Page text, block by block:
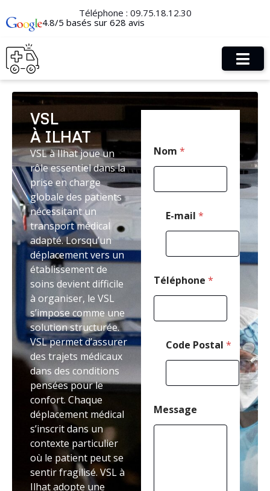
Téléphone : 09.75.18.12.30
4.8/5 basés sur 628 avis
VSL
À ILHAT
VSL à Ilhat joue un
rôle essentiel dans la
prise en charge
globale des patients
nécessitant un
transport médical
adapté. Lorsqu’un
déplacement vers un
établissement de
soins devient difficile
à organiser, le VSL
s’impose comme une
solution structurée.
VSL permet d’assurer
des trajets médicaux
dans des conditions
pensées pour le
confort. Chaque
déplacement médical
s’inscrit dans un
contexte particulier
où le patient peut se
sentir fragilisé. VSL à
Ilhat adopte une
Nom *
E-mail *
Téléphone *
Code Postal *
E
-
m
a
i
l
N
*
Message